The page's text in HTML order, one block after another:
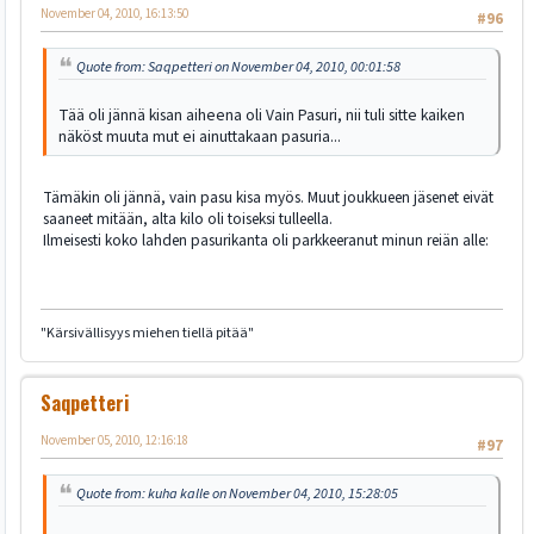
#96
November 04, 2010, 16:13:50
Quote from: Saqpetteri on November 04, 2010, 00:01:58
Tää oli jännä kisan aiheena oli Vain Pasuri, nii tuli sitte kaiken
näköst muuta mut ei ainuttakaan pasuria...
Tämäkin oli jännä, vain pasu kisa myös. Muut joukkueen jäsenet eivät
saaneet mitään, alta kilo oli toiseksi tulleella.
Ilmeisesti koko lahden pasurikanta oli parkkeeranut minun reiän alle:
"Kärsivällisyys miehen tiellä pitää"
Saqpetteri
#97
November 05, 2010, 12:16:18
Quote from: kuha kalle on November 04, 2010, 15:28:05